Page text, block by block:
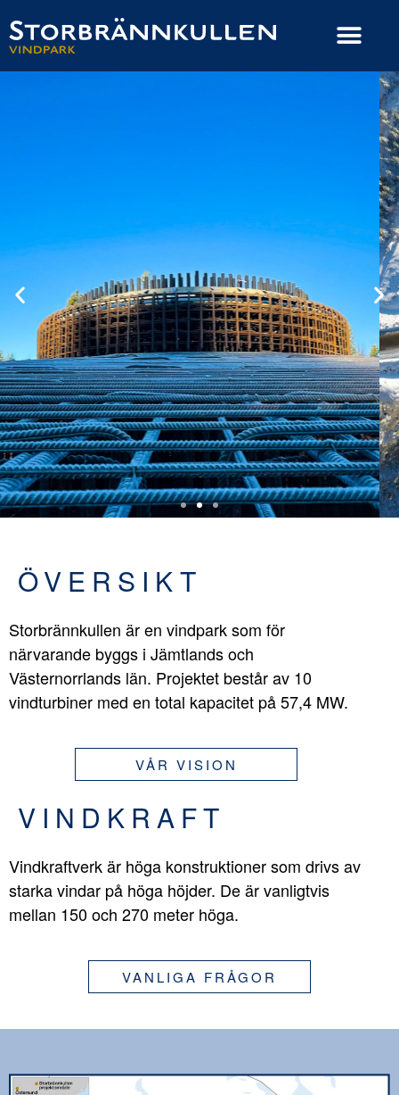
ÖVERSIKT
Storbrännkullen är en vindpark som för
närvarande byggs i Jämtlands och
Västernorrlands län. Projektet består av 10
vindturbiner med en total kapacitet på 57,4 MW.
VÅR VISION
VINDKRAFT
Vindkraftverk är höga konstruktioner som drivs av
starka vindar på höga höjder. De är vanligtvis
mellan 150 och 270 meter höga.
VANLIGA FRÅGOR